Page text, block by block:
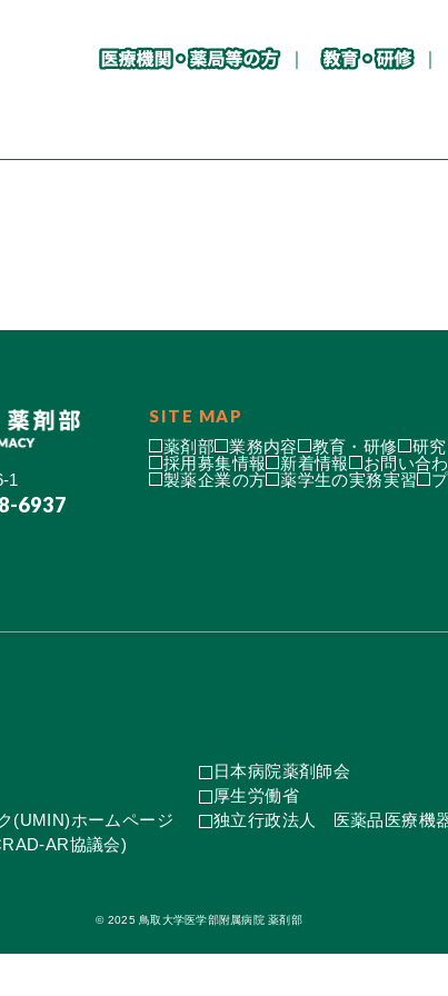
1
6937
SITE MAP
薬剤部 業務内容 教育・研修 研
採用募集情報
新着情報 お問い合
製薬企業の方
薬学生の実務実習
日本病院薬剤師会
厚生労働省
(UMIN)ホームページ
独立行政法人 医薬品医療機
AR協議会)
© 2025 鳥取大学医学部附属病院 薬剤部